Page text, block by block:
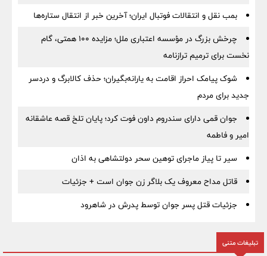
بمب نقل‌ و انتقالات فوتبال ایران؛ آخرین خبر از انتقال ستاره‌ها
چرخش بزرگ در مؤسسه اعتباری ملل؛ مزایده ۱۰۰ همتی، گام
نخست برای ترمیم ترازنامه
شوک پیامک احراز اقامت به یارانه‌بگیران؛ حذف کالابرگ و دردسر
جدید برای مردم
جوان قمی دارای سندروم داون فوت کرد؛ پایان تلخ قصه عاشقانه
امیر و فاطمه
سیر تا پیاز ماجرای توهین سحر دولتشاهی به اذان
قاتل مداح معروف یک بلاگر زن جوان است + جزئیات
جزئیات قتل پسر جوان توسط پدرش در شاهرود
تبلیغات متنی